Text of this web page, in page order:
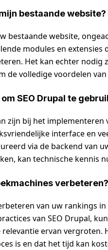
bestaande website?
bestaande website,
modules en extensies
Het kan echter nodig
de volledige voordelen
SEO Drupal te
zijn bij het implementeren
interface en
via de backend van
kan technische kennis
verbeteren?
van uw rankings
van SEO Drupal,
ervan vergroten.
is en dat het tijd kan